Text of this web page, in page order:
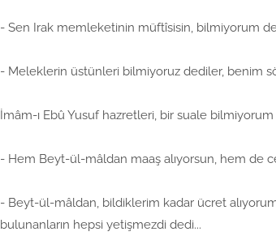
- Sen Irak memleketinin müftîsisin, bilmiyorum
- Meleklerin üstünleri bilmiyoruz dediler, benim
İmâm-ı Ebû Yusuf hazretleri, bir suale
- Hem Beyt-ül-mâldan maaş alıyorsun, hem de
- Beyt-ül-mâldan, bildiklerim kadar ücret
bulunanların hepsi yetişmezdi dedi...